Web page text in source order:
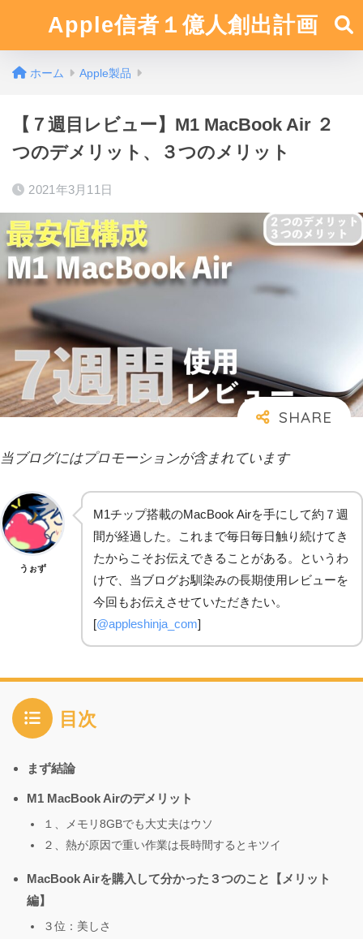
Apple信者１億人創出計画
ホーム Apple製品
【７週目レビュー】M1 MacBook Air ２
つのデメリット、３つのメリット
2021年3月11日
当ブログにはプロモーションが含まれています
うぉず
M1チップ搭載のMacBook Airを手にして約７週
間が経過した。これまで毎日毎日触り続けてき
たからこそお伝えできることがある。というわ
けで、当ブログお馴染みの長期使用レビューを
今回もお伝えさせていただきたい。
[@appleshinja_com]
目次
まず結論
M1 MacBook Airのデメリット
１、メモリ8GBでも大丈夫はウソ
２、熱が原因で重い作業は長時間するとキツイ
MacBook Airを購入して分かった３つのこと【メリット
編】
３位：美しさ